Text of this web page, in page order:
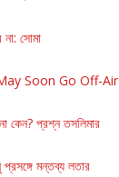
না: সোমা
Soon Go Off-Air
না কেন? প্রশ্ন তসলিমার
প্রসঙ্গে মন্তব্য লতার